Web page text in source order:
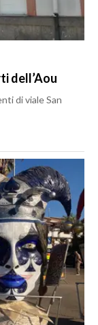
dell’Aou
di viale San